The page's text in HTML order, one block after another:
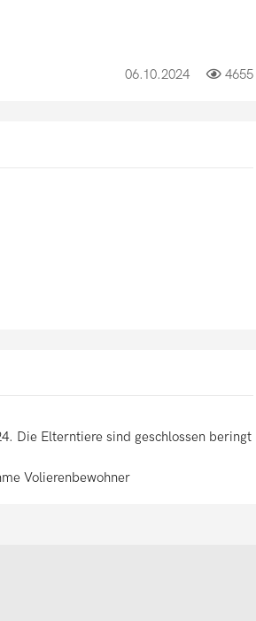
06.10.2024 4655
Die Elterntiere sind geschlossen beringt
Volierenbewohner